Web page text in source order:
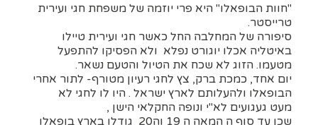
"חוות הבופאלו" היא פרי יוזמה של משפחת חגי ועירית
טרייסטר.
סיפורה של המחלבה החל כאשר חגי ועירית טיילו
באיטליה אכלו יוגורט נפלא ולא הפסיקו להתפעל
מטעמו. הזוג לא שכח את הטיול והטעם נשאר.
יום אחד, כמכת ברק, צץ לחגי רעיון מטורף- לתור אחרי
הבופאלו ולהעלותם לארץ ישראל . היו לו לחגי לא
מעט געגועים לא"י ונופה החקלאי הישן ,
שכן עד סוף ה המאה ה 19 וה20 גודלו בארץ בופאלו